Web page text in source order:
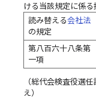
ける当該規定に係る
読み替える会社法
の規定
第八百六十八条第
一項
（総代会検査役選
え）